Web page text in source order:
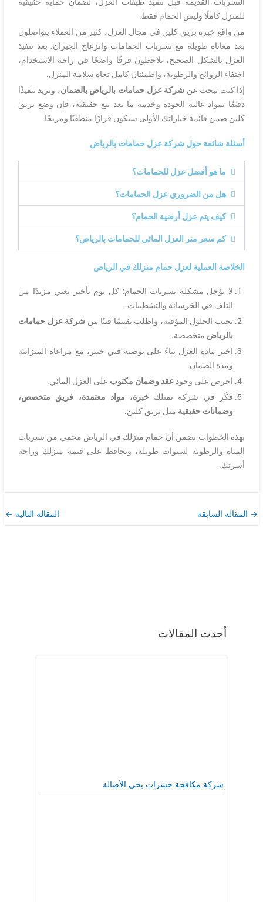
أحدث المقالات
شركة مكافحة حشرات بحي الأصالة
للمنزل كاملًا وليس الحمام فقط.
من واقع خبرة بريق كلين في مجال العزل، كثير من العملاء يتواصلون
بعد معاناة طويلة مع تسربات الحمامات وانزعاج الجيران. بعد تنفيذ
العزل بالشكل الصحيح، يلاحظون فرقًا واضحًا في راحة الاستخدام،
اختفاء الروائح والرطوبة، واطمئنان كامل تجاه سلامة المنزل.
إذا كنت تبحث عن شركة عزل حمامات بالرياض بالضمان، وتريد تنفيذًا
دقيقًا بمواد عالية الجودة وخدمة ما بعد بيع حقيقية، فإن وضع بريق
كلين ضمن قائمة خياراتك الأولى سيكون قرارًا منطقيًا ومريحًا.
أسئلة شائعة حول شركة عزل حمامات بالرياض
ما هو أفضل عزل للحمامات؟
هل من الضروري عزل الحمامات؟
كيف يتم عزل أرضية الحمام؟
كم سعر متر العزل المائي للحمامات بالرياض؟
الخلاصة العملية لعزل حمام منزلك في الرياض
لا تؤجل مشكلة تسربات الحمام؛ كل يوم تأخير يعني مزيدًا من
التلف في الخرسانة والتشطيبات.
تجنب الحلول المؤقتة، واطلب تقييمًا فنيًا من شركة عزل حمامات
بالرياض متخصصة.
اختر مادة العزل بناءً على توصية فني خبير، مع مراعاة الميزانية
ومدة الضمان.
احرص على وجودعقد وضمان مكتوب على العزل المائي.
فكّر في شركة تمتلك خبرة، مواد معتمدة، فريق متخصص،
وضمانات حقيقية مثل بريق كلين.
بهذه الخطوات تضمن أن حمام منزلك في الرياض محمي من تسربات
المياه والرطوبة لسنوات طويلة، وتحافظ على قيمة منزلك وراحة
أسرتك.
→ المقالة السابقة المقالة التالية ←